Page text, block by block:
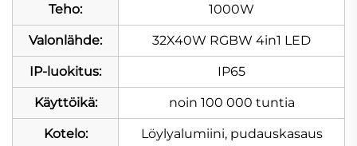
Teho: 1000W
Valonlähde: 32X40W RGBW 4in1 LED
IP-luokitus: IP65
Käyttöikä: noin 100 000 tuntia
Kotelo: Löylyalumiini, pudauskasaus